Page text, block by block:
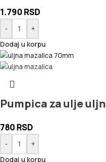
1.790 RSD
-
+
Dodaj u korpu
Pumpica za ulje
780 RSD
-
+
Dodaj u korpu